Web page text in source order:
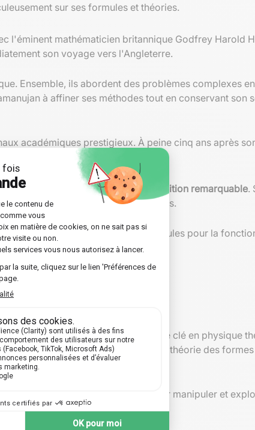
sur ses formules et théories.
l'éminent mathématicien britannique Godfrey Harold
son voyage vers l'Angleterre.
Ensemble, ils abordent des problèmes complexes
à affiner ses méthodes tout en conservant son
académiques prestigieux. À peine cinq ans après
unique aux mathématiques
innovantesgrâce à une intuition remarquable.
infinies et les fonctions modulaires.
ont abouti aux célèbres formules pour la
positifs :
de Ramanujan
p(n).
des nombres entiers.
modulaires, lesquelles jouent un rôle clé en physique
la voie à des développements en théorie des
affichant un talent singulier pour manipuler et